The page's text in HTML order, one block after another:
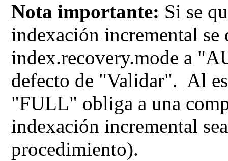
Nota importante: Si se
indexación incremental se
index.recovery.mode a
defecto de "Validar". Al
"FULL" obliga a una
indexación incremental
procedimiento).